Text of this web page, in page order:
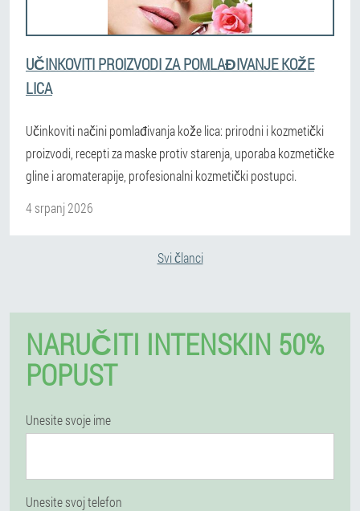
UČINKOVITI PROIZVODI ZA POMLAĐIVANJE KOŽE
LICA
Učinkoviti načini pomlađivanja kože lica: prirodni i kozmetički
proizvodi, recepti za maske protiv starenja, uporaba kozmetičke
gline i aromaterapije, profesionalni kozmetički postupci.
4 srpanj 2026
Svi članci
NARUČITI INTENSKIN 50%
POPUST
Unesite svoje ime
Unesite svoj telefon